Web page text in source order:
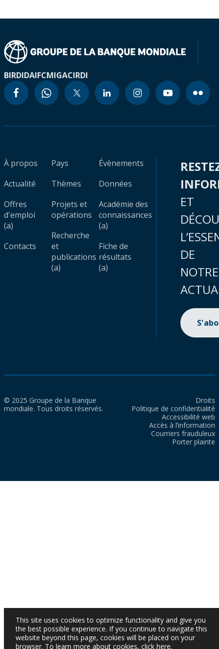
BIRDIDAIFCMIGACIRDI
À propos
Actualité
Offres
d'emploi
(a)
Contacts
Pays
Thèmes
Projets et
opérations
Recherche
et
publications
(a)
Évènements
Données
Académie des
connaissances
(a)
Fiche de
résultats
(a)
ET
DE
NOTRE
© 2025 Groupe de la Banque
mondiale. Tous droits réservés.
Droits
Politique de confidentialité
Accessibilité web
Accès à l’information
Courriers frauduleux
Porter plainte
This site uses cookies to optimize functionality and give you
the best possible experience. If you continue to navigate this
website beyond this page, cookies will be placed on your
browser. To learn more about cookies, click here.